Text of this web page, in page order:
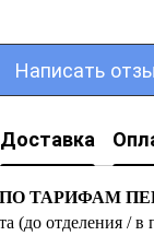
Написать
Доставка
(ПО ТАРИФАМ
(до отделения / в